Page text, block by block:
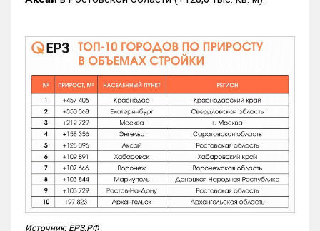
Источник: ЕРЗ.РФ